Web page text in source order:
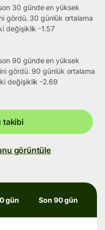
30 günde en yüksek
gördü. 30 günlük ortalama
değişiklik -1.57
90 günde en yüksek
gördü. 90 günlük ortalama
değişiklik -2.69
takibi
görüntüle
gün Son 90 gün